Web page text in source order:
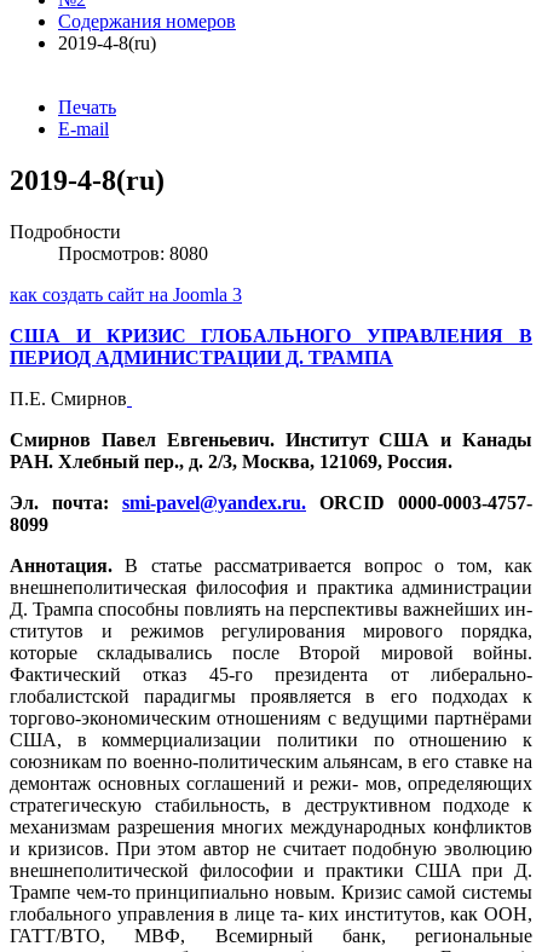
Содержания номеров
2019-4-8(ru)
Печать
E-mail
2019-4-8(ru)
Подробности
Просмотров: 8080
как создать сайт на Joomla 3
США И КРИЗИС ГЛОБАЛЬНОГО УПРАВЛЕНИЯ В
ПЕРИОД АДМИНИСТРАЦИИ Д. ТРАМПА
П.Е. Смирнов
Смирнов Павел Евгеньевич. Институт США и Канады
РАН. Хлебный пер., д. 2/3, Москва, 121069, Россия.
Эл. почта: smi-pavel@yandex.ru. ORCID 0000-0003-4757-
8099
Аннотация. В статье рассматривается вопрос о том, как
внешнеполитическая философия и практика администрации
Д. Трампа способны повлиять на перспективы важнейших ин-
ститутов и режимов регулирования мирового порядка,
которые складывались после Второй мировой войны.
Фактический отказ 45-го президента от либерально-
глобалистской парадигмы проявляется в его подходах к
торгово-экономическим отношениям с ведущими партнёрами
США, в коммерциализации политики по отношению к
союзникам по военно-политическим альянсам, в его ставке на
демонтаж основных соглашений и режи- мов, определяющих
стратегическую стабильность, в деструктивном подходе к
механизмам разрешения многих международных конфликтов
и кризисов. При этом автор не считает подобную эволюцию
внешнеполитической философии и практики США при Д.
Трампе чем-то принципиально новым. Кризис самой системы
глобального управления в лице та- ких институтов, как ООН,
ГАТТ/ВТО, МВФ, Всемирный банк, региональные